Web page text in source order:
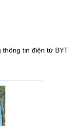
thông tin điện tử BYT